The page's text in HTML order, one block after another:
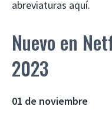
abreviaturas aquí.
Nuevo en
2023
01 de noviembre